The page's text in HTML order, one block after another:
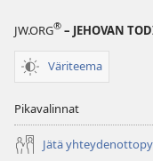
JW.ORG® – JEHOVAN
Väriteema
Pikavalinnat
Jätä